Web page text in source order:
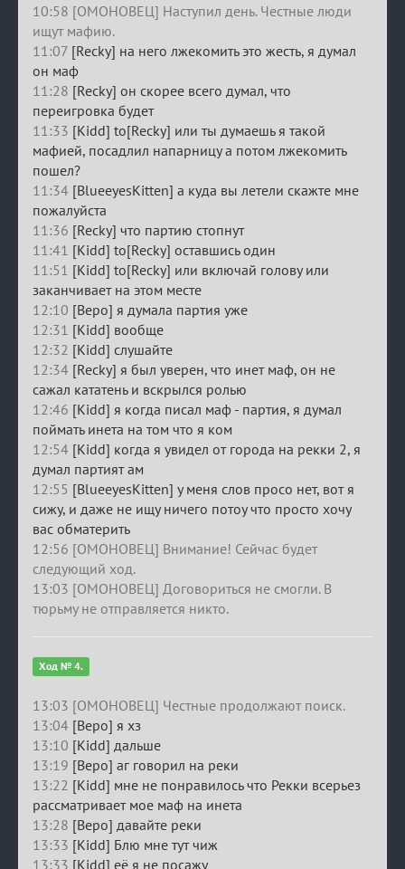
10:58 [ОМОНОВЕЦ] Наступил день. Честные люди
ищут мафию.
11:07 [Recky] на него лжекомить это жесть, я думал
он маф
11:28 [Recky] он скорее всего думал, что
переигровка будет
11:33 [Kidd] to[Recky] или ты думаешь я такой
мафией, посадлил напарницу а потом лжекомить
пошел?
11:34 [BlueeyesKitten] а куда вы летели скажте мне
пожалуйста
11:36 [Recky] что партию стопнут
11:41 [Kidd] to[Recky] оставшись один
11:51 [Kidd] to[Recky] или включай голову или
заканчивает на этом месте
12:10 [Веро] я думала партия уже
12:31 [Kidd] вообще
12:32 [Kidd] слушайте
12:34 [Recky] я был уверен, что инет маф, он не
сажал кататень и вскрылся ролью
12:46 [Kidd] я когда писал маф - партия, я думал
поймать инета на том что я ком
12:54 [Kidd] когда я увидел от города на рекки 2, я
думал партият ам
12:55 [BlueeyesKitten] у меня слов просо нет, вот я
сижу, и даже не ищу ничего потоу что просто хочу
вас обматерить
12:56 [ОМОНОВЕЦ] Внимание! Сейчас будет
следующий ход.
13:03 [ОМОНОВЕЦ] Договориться не смогли. В
тюрьму не отправляется никто.
Ход № 4.
13:03 [ОМОНОВЕЦ] Честные продолжают поиск.
13:04 [Веро] я хз
13:10 [Kidd] дальше
13:19 [Веро] аг говорил на реки
13:22 [Kidd] мне не понравилось что Рекки всерьез
рассматривает мое маф на инета
13:28 [Веро] давайте реки
13:33 [Kidd] Блю мне тут чиж
13:33 [Kidd] её я не посажу